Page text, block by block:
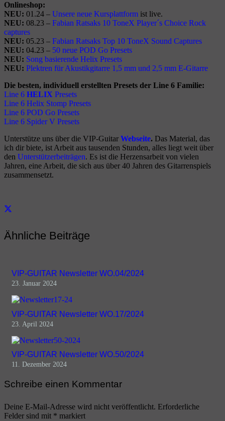
Onlineshop:
NEU: 01.24 – Unsere neue Kursplattform ist live.
NEU: 08.23 – Fabian Ratsaks 10 ToneX Player´s Choice Rock
captures
NEU: 05.23 – Fabian Ratsaks Top 10 ToneX Sound Captures
NEU: 04.23 – 50 neue POD Go Presets
NEU: Song basierende Helix Presets
NEU: Plektren für Akustikgitarre 1,5 mm und 2,5 mm E-Gitarre
Die besten, individuell erstellten Presets der Line 6 Familie:
Line 6 HELIX Presets
Line 6 Helix Stomp Presets
Line 6 POD Go Presets
Line 6 Spider V Presets
Unterstütze uns über die VIP-Guitar Webseite. Das Material, das
ich dir biete, ist Arbeit aus tausenden Stunden, alles liegt weit über
den Unterstützerbeiträgen. Es ist die Herzensarbeit von vielen
Jahren, eine Arbeit, die sich aus über 40 Jahren des Gitarrenspiels
zusammensetzt.
Ähnliche Beiträge
VIP-GUITAR Newsletter WO.04/2024
23. Januar 2024
VIP-GUITAR Newsletter WO.17/2024
23. April 2024
VIP-GUITAR Newsletter WO.50/2024
11. Dezember 2024
Schreibe einen Kommentar
Deine E-Mail-Adresse wird nicht veröffentlicht. Erforderliche
Felder sind mit * markiert